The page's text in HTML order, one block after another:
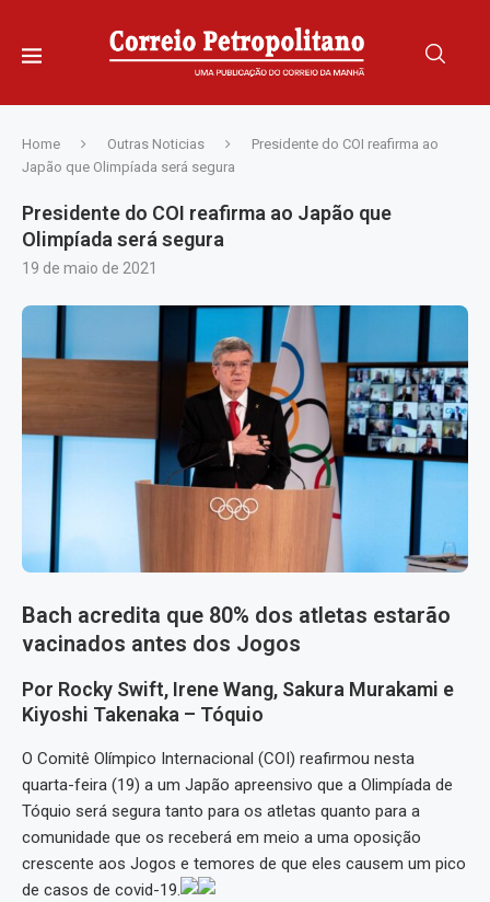
Home Outras Noticias
Presidente do COI reafirma ao
Japão que Olimpíada será segura
Presidente do COI reafirma ao Japão que
Olimpíada será segura
19 de maio de 2021
Bach acredita que 80% dos atletas estarão
vacinados antes dos Jogos
Por Rocky Swift, Irene Wang, Sakura Murakami e
Kiyoshi Takenaka – Tóquio
O Comitê Olímpico Internacional (COI) reafirmou nesta
quarta-feira (19) a um Japão apreensivo que a Olimpíada de
Tóquio será segura tanto para os atletas quanto para a
comunidade que os receberá em meio a uma oposição
crescente aos Jogos e temores de que eles causem um pico
de casos de covid-19.